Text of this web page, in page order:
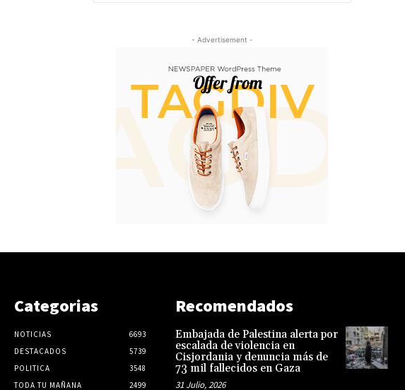
- Advertisement -
Categorias
NOTICIAS
6693
DESTACADOS
5739
POLITICA
3548
TODA TU MAÑANA
2499
Recomendados
Embajada de Palestina alerta por
escalada de violencia en
Cisjordania y denuncia más de
73 mil fallecidos en Gaza
31 Julio, 2026